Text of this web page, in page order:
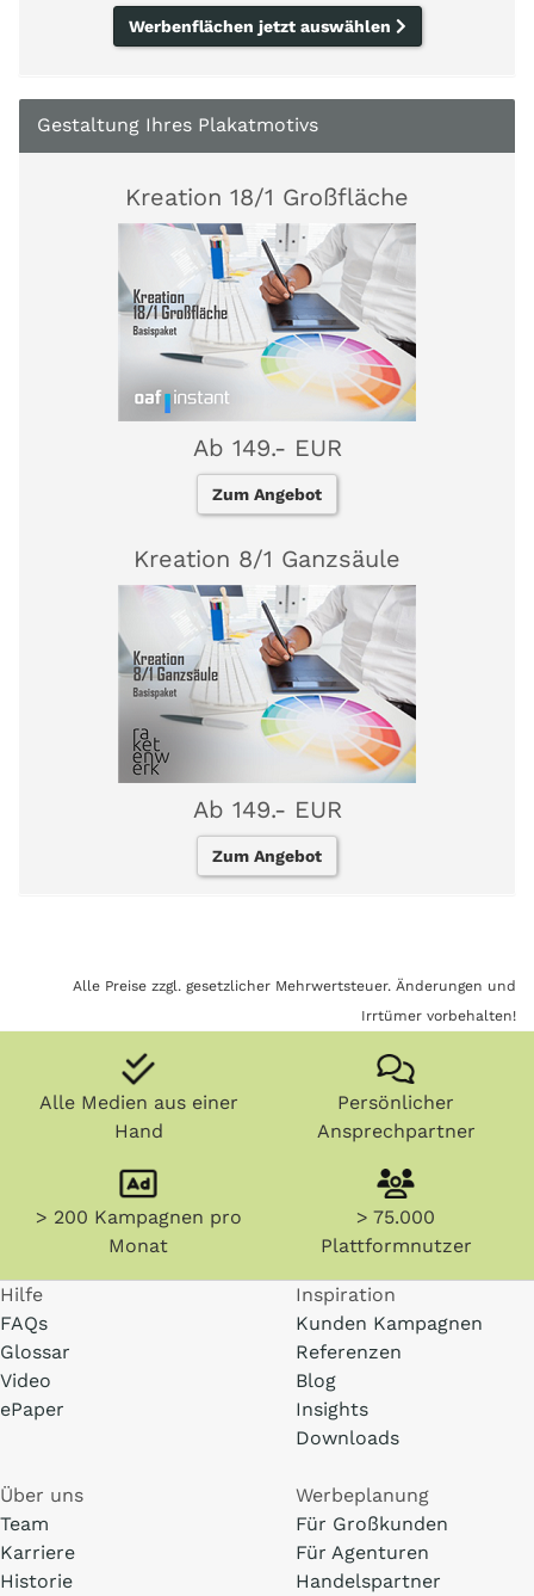
Werbenflächen jetzt auswählen
Gestaltung Ihres Plakatmotivs
Kreation 18/1 Großfläche
Ab 149.- EUR
Zum Angebot
Kreation 8/1 Ganzsäule
Ab 149.- EUR
Zum Angebot
Alle Preise zzgl. gesetzlicher Mehrwertsteuer. Änderungen und
Irrtümer vorbehalten!
Alle Medien aus einer
Hand
Persönlicher
Ansprechpartner
> 200 Kampagnen pro
Monat
> 75.000
Plattformnutzer
Hilfe
FAQs
Glossar
Video
ePaper
Inspiration
Kunden Kampagnen
Referenzen
Blog
Insights
Downloads
Über uns
Team
Karriere
Historie
Werbeplanung
Für Großkunden
Für Agenturen
Handelspartner